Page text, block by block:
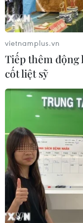
Vụ kiện 1MDB:
bồi thường hơn
04/08/2026 03:48
Nền kinh tế lớn
trưởng 6% trong
03/08/2026 22:00
vietnamplus.vn
Tiếp thêm động
cốt liệt sỹ